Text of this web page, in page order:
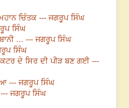
ਚਿੰਤਕ --- ਜਗਰੂਪ ਸਿੰਘ
ਸਿੰਘ
... --- ਜਗਰੂਪ ਸਿੰਘ
ਸਿੰਘ
ਦੇ ਸਿਰ ਦੀ ਪੀੜ ਬਣ ਗਈ ---
--- ਜਗਰੂਪ ਸਿੰਘ
ਜਗਰੂਪ ਸਿੰਘ